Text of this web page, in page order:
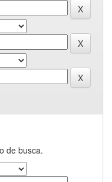
de busca.